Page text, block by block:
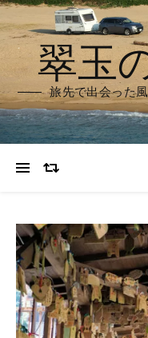
翠玉
旅先で出会った